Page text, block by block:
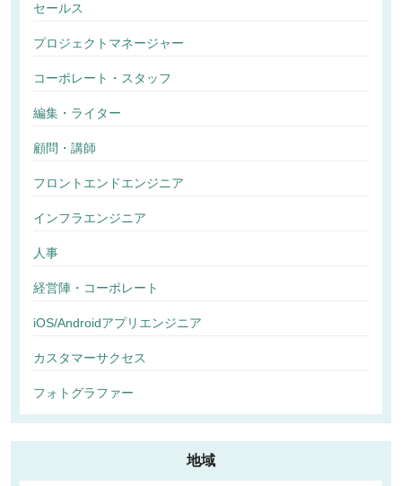
セールス
プロジェクトマネージャー
コーポレート・スタッフ
編集・ライター
顧問・講師
フロントエンドエンジニア
インフラエンジニア
人事
経営陣・コーポレート
iOS/Androidアプリエンジニア
カスタマーサクセス
フォトグラファー
地域